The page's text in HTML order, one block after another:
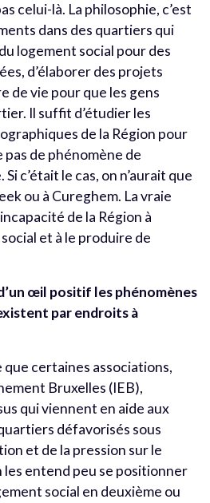
celui-là. La philosophie, c’est
dans des quartiers qui
logement social pour des
d’élaborer des projets
de vie pour que les gens
Il suffit d’étudier les
de la Région pour
pas de phénomène de
c’était le cas, on n’aurait que
ou à Cureghem. La vraie
de la Région à
et à le produire de
œil positif les phénomènes
par endroits à
certaines associations,
Bruxelles (IEB),
qui viennent en aide aux
défavorisés sous
et de la pression sur le
les entend peu se positionner
social en deuxième ou